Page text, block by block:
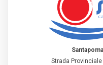
Strada